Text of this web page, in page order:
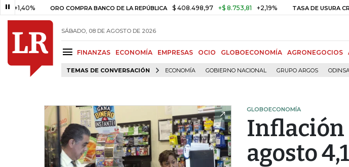
ORO COMPRA BANCO DE LA REPÚBLICA $ 408.498,97 +$ 8.753,81 +2,19% TASA DE USURA CRÉDITO
SÁBADO, 08 DE AGOSTO DE 2026
FINANZAS ECONOMÍA EMPRESAS OCIO GLOBOECONOMÍA AGRONEGOCIOS
TEMAS DE CONVERSACIÓN ECONOMÍA GOBIERNO NACIONAL GRUPO ARGOS
GLOBOECONOMÍA
Inflación
agosto